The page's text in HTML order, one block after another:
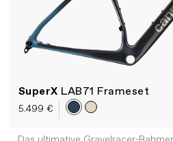
SuperX LAB71 Frameset
5.499 €